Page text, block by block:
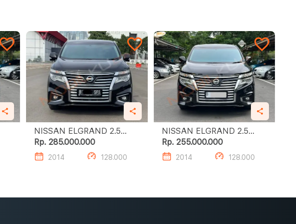
NISSAN ELGRAND 2.5
HIGHWAY STAR
Rp. 285.000.000
2014 128.000
NISSAN ELGRAND 2.5
HIGHWAY STAR
Rp. 255.000.000
2014 128.000